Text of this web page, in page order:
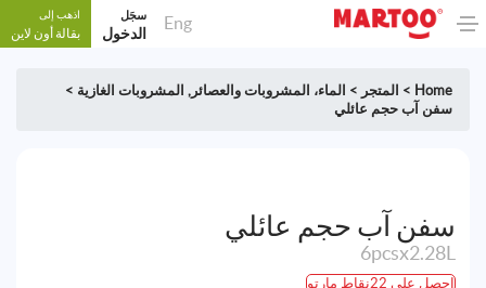
Eng سجَل
الدخول
اذهب إلى
بقالة أون لاين
Home
> المتجر > الماء، المشروبات والعصائر , المشروبات الغازية >
سفن آب حجم عائلي
سفن آب حجم عائلي
6pcsx2.28L
احصل على 22نقاط مارتو